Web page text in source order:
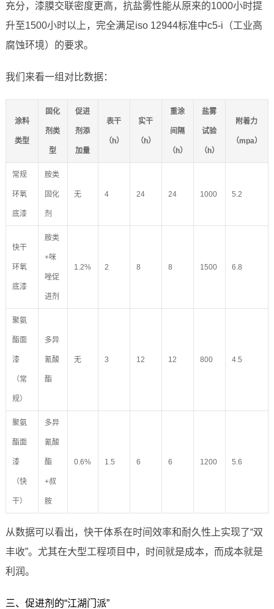
充分，漆膜交联密度更高，抗盐雾性能从原来的1000小时提
升至1500小时以上，完全满足iso 12944标准中c5-i（工业高
腐蚀环境）的要求。
我们来看一组对比数据：
涂料
类型
固化
剂类
型
促进
剂添
加量
表干
（h）
实干
（h）
重涂
间隔
（h）
盐雾
试验
（h）
附着力
（mpa）
常规
环氧
底漆
胺类
固化
剂
无 4 24 24 1000 5.2
快干
环氧
底漆
胺类
+咪
唑促
进剂
1.2% 2 8 8 1500 6.8
聚氨
酯面
漆
（常
规）
多异
氰酸
酯
无 3 12 12 800 4.5
聚氨
酯面
漆
（快
干）
多异
氰酸
酯
+叔
胺
0.6% 1.5 6 6 1200 5.6
从数据可以看出，快干体系在时间效率和耐久性上实现了“双
丰收”。尤其在大型工程项目中，时间就是成本，而成本就是
利润。
三、促进剂的“江湖门派”